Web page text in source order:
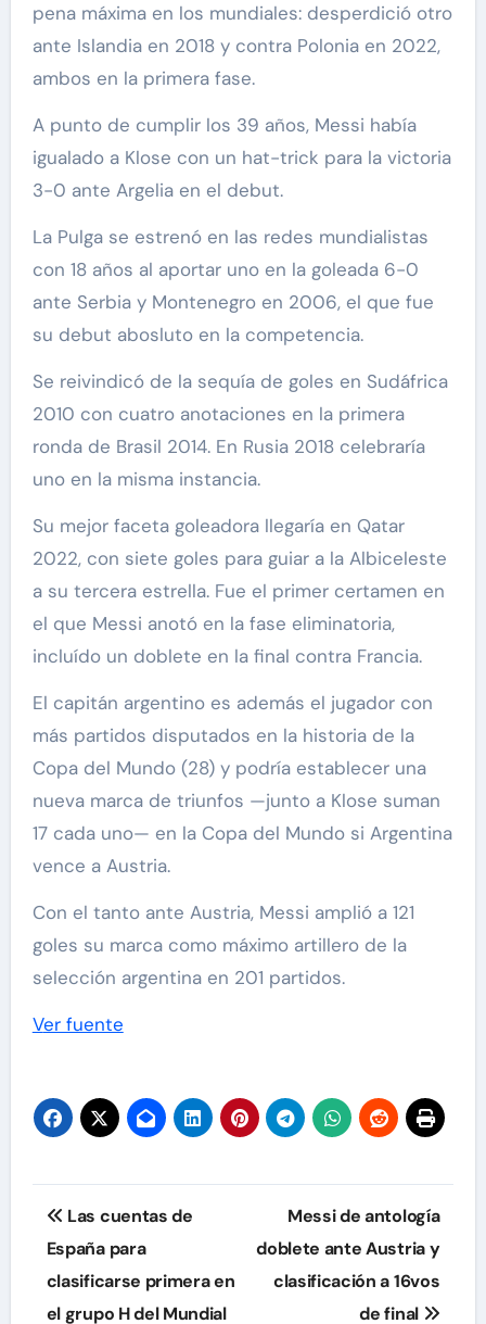
pena máxima en los mundiales: desperdició otro
ante Islandia en 2018 y contra Polonia en 2022,
ambos en la primera fase.
A punto de cumplir los 39 años, Messi había
igualado a Klose con un hat-trick para la victoria
3-0 ante Argelia en el debut.
La Pulga se estrenó en las redes mundialistas
con 18 años al aportar uno en la goleada 6-0
ante Serbia y Montenegro en 2006, el que fue
su debut abosluto en la competencia.
Se reivindicó de la sequía de goles en Sudáfrica
2010 con cuatro anotaciones en la primera
ronda de Brasil 2014. En Rusia 2018 celebraría
uno en la misma instancia.
Su mejor faceta goleadora llegaría en Qatar
2022, con siete goles para guiar a la Albiceleste
a su tercera estrella. Fue el primer certamen en
el que Messi anotó en la fase eliminatoria,
incluído un doblete en la final contra Francia.
El capitán argentino es además el jugador con
más partidos disputados en la historia de la
Copa del Mundo (28) y podría establecer una
nueva marca de triunfos —junto a Klose suman
17 cada uno— en la Copa del Mundo si Argentina
vence a Austria.
Con el tanto ante Austria, Messi amplió a 121
goles su marca como máximo artillero de la
selección argentina en 201 partidos.
Ver fuente
Navegación
de
entradas
Las cuentas de
España para
clasificarse primera en
el grupo H del Mundial
Messi de antología
doblete ante Austria y
clasificación a 16vos
de final